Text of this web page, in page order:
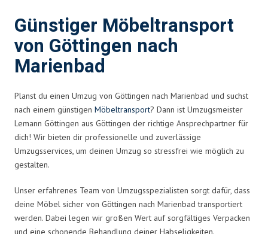
Günstiger Möbeltransport
von Göttingen nach
Marienbad
Planst du einen Umzug von Göttingen nach Marienbad und suchst
nach einem günstigen Möbeltransport? Dann ist Umzugsmeister
Lemann Göttingen aus Göttingen der richtige Ansprechpartner für
dich! Wir bieten dir professionelle und zuverlässige
Umzugsservices, um deinen Umzug so stressfrei wie möglich zu
gestalten.
Unser erfahrenes Team von Umzugsspezialisten sorgt dafür, dass
deine Möbel sicher von Göttingen nach Marienbad transportiert
werden. Dabei legen wir großen Wert auf sorgfältiges Verpacken
und eine schonende Behandlung deiner Habseligkeiten.